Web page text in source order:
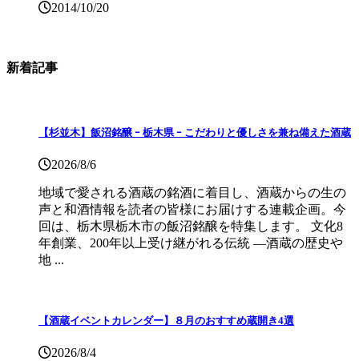
2014/10/20
新着記事
【杉並木】飯沼銘醸 ｰ 栃木県 ｰ こだわりと優しさを兼ね備えた酒蔵
2026/8/6
地域で愛される酒蔵の銘酒に着目し、酒蔵からの生の
声と和酒情報を読者の皆様にお届けする連載企画。今
回は、栃木県栃木市の飯沼銘醸を特集します。 文化8
年創業、200年以上受け継がれる伝統 ―酒蔵の歴史や
地 ...
【酒蔵イベントカレンダー】８月のおすすめ蔵開き4選
2026/8/4